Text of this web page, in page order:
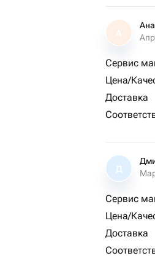
А
Сервис
Цена/
Доставка
Д
Сервис
Цена/
Доставка